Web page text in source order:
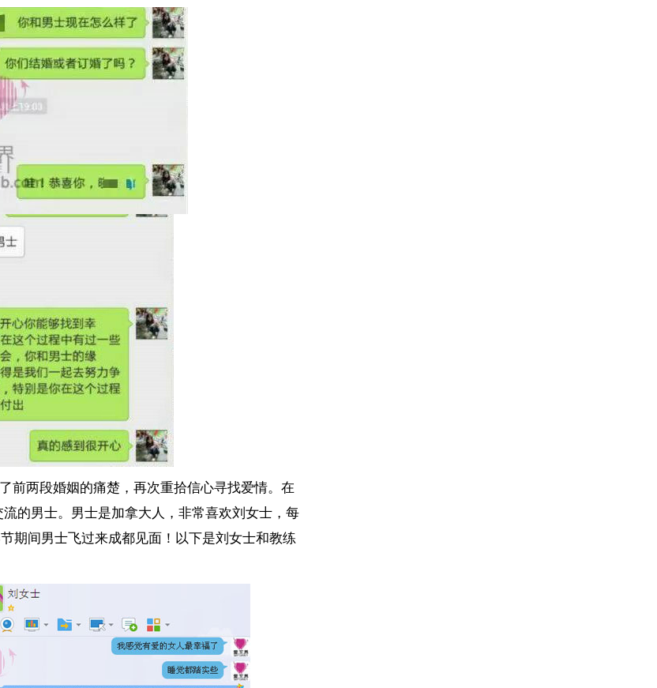
前两段婚姻的痛楚，再次重拾信心寻找爱情。在
的男士。男士是加拿大人，非常喜欢刘女士，每
期间男士飞过来成都见面！以下是刘女士和教练